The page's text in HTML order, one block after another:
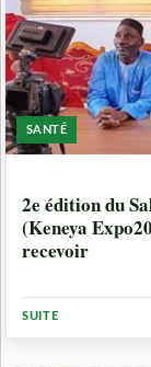
SANTÉ
2e édition du
(Keneya
recevoir
SUITE